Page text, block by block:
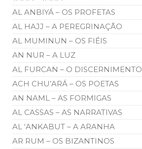
AL ANBIYÁ – OS PROFETAS
AL HAJJ – A PEREGRINAÇÃO
AL MUMINUN – OS FIÉIS
AN NUR – A LUZ
AL FURCAN – O DISCERNIMENTO
ACH CHU’ARÁ – OS POETAS
AN NAML – AS FORMIGAS
AL CASSAS – AS NARRATIVAS
AL ‘ANKABUT – A ARANHA
AR RUM – OS BIZANTINOS